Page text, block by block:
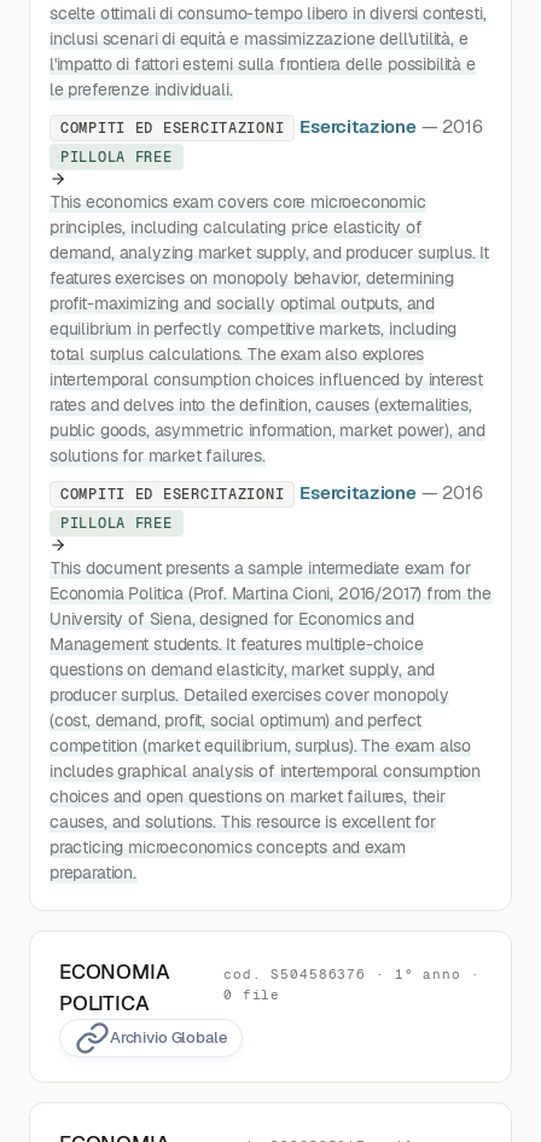
scelte ottimali di consumo-tempo libero in diversi contesti,
inclusi scenari di equità e massimizzazione dell'utilità, e
l'impatto di fattori esterni sulla frontiera delle possibilità e
le preferenze individuali.
COMPITI ED ESERCITAZIONI Esercitazione — 2016
PILLOLA FREE
This economics exam covers core microeconomic
principles, including calculating price elasticity of
demand, analyzing market supply, and producer surplus. It
features exercises on monopoly behavior, determining
profit-maximizing and socially optimal outputs, and
equilibrium in perfectly competitive markets, including
total surplus calculations. The exam also explores
intertemporal consumption choices influenced by interest
rates and delves into the definition, causes (externalities,
public goods, asymmetric information, market power), and
solutions for market failures.
COMPITI ED ESERCITAZIONI Esercitazione — 2016
PILLOLA FREE
This document presents a sample intermediate exam for
Economia Politica (Prof. Martina Cioni, 2016/2017) from the
University of Siena, designed for Economics and
Management students. It features multiple-choice
questions on demand elasticity, market supply, and
producer surplus. Detailed exercises cover monopoly
(cost, demand, profit, social optimum) and perfect
competition (market equilibrium, surplus). The exam also
includes graphical analysis of intertemporal consumption
choices and open questions on market failures, their
causes, and solutions. This resource is excellent for
practicing microeconomics concepts and exam
preparation.
ECONOMIA
POLITICA
cod. S504586376 · 1° anno ·
0 file
Archivio Globale